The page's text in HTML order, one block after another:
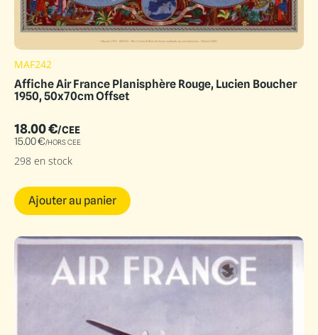
MAF242
Affiche Air France Planisphère Rouge, Lucien Boucher
1950, 50x70cm Offset
18.00€/CEE
15.00€/HORS CEE
298 en stock
Ajouter au panier